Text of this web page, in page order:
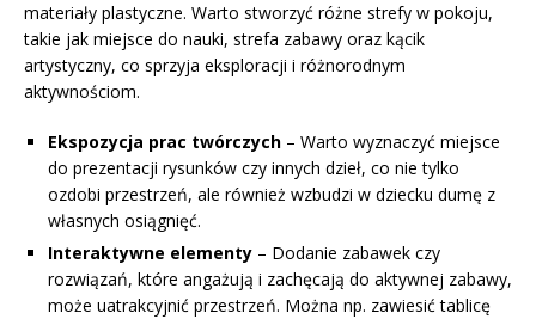
materiały plastyczne. Warto stworzyć różne strefy w pokoju,
takie jak miejsce do nauki, strefa zabawy oraz kącik
artystyczny, co sprzyja eksploracji i różnorodnym
aktywnościom.
Ekspozycja prac twórczych – Warto wyznaczyć miejsce
do prezentacji rysunków czy innych dzieł, co nie tylko
ozdobi przestrzeń, ale również wzbudzi w dziecku dumę z
własnych osiągnięć.
Interaktywne elementy – Dodanie zabawek czy
rozwiązań, które angażują i zachęcają do aktywnej zabawy,
może uatrakcyjnić przestrzeń. Można np. zawiesić tablicę